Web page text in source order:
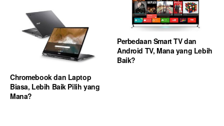
Chromebook dan Laptop
Biasa, Lebih Baik Pilih yang
Mana?
Perbedaan Smart TV dan
Android TV, Mana yang Lebih
Baik?